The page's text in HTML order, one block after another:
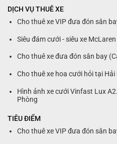
DỊCH VỤ THUÊ XE
Cho thuê xe VIP đưa đón sân
Siêu đám cưới - siêu xe
Cho thuê xe đưa đón sân bay
Cho thuê xe hoa cưới hỏi tại Hải
Hình ảnh xe cưới Vinfast Lux
Phòng
TIÊU ĐIỂM
Cho thuê xe VIP đưa đón sân